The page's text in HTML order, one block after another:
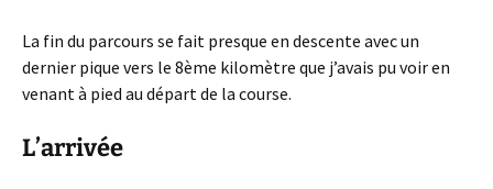
La fin du parcours se fait presque en descente avec un
dernier pique vers le 8ème kilomètre que j’avais pu voir en
venant à pied au départ de la course.
L’arrivée